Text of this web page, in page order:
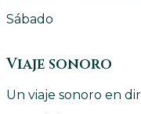
Sábado
Viaje sonoro
Un viaje sonoro en